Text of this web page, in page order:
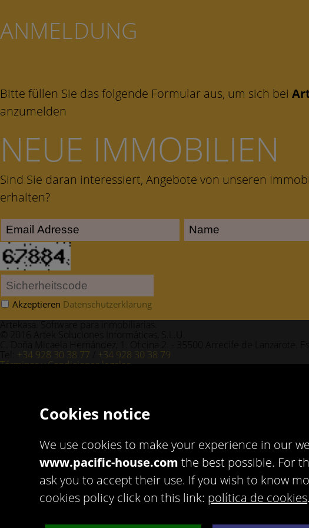
ANMELDUNG
Bitte füllen Sie das folgende Formular aus, um sich bei
anzumelden
NEUE IMMOBILIEN
Sind Sie daran interessiert, Angebote von unseren
erhalten?
Akzeptieren Datenschutzerklärung
+34 928 30 38 77 +34 928 30 38 79
Términos y Condiciones legales
Cookies notice
We use cookies to make your experience in our
www.pacific-house.com the best possible. For
ask you to accept their use. If you wish to know
cookies policy click on this link: política de cookies.